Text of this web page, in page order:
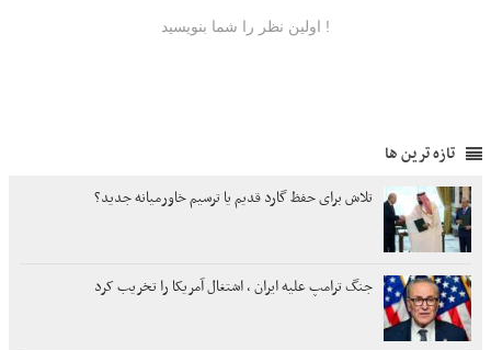
تازه ترین ها
تلاش برای حفظ گارد قدیم یا ترسیم خاورمیانه جدید؟
جنگ ترامپ علیه ایران ، اشتغال آمریکا را تخریب کرد